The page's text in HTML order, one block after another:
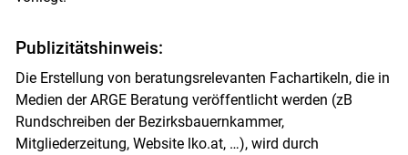
Publizitätshinweis:
Die Erstellung von beratungsrelevanten Fachartikeln, die in
Medien der ARGE Beratung veröffentlicht werden (zB
Rundschreiben der Bezirksbauernkammer,
Mitgliederzeitung, Website lko.at, …), wird durch